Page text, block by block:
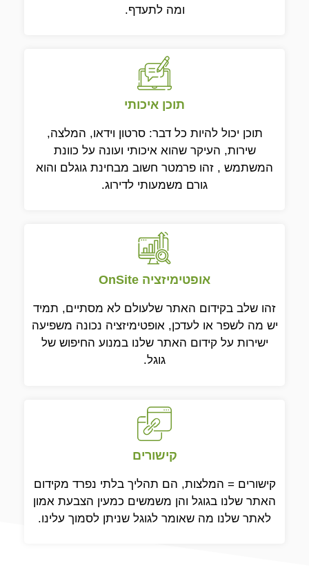
ומה לתעדף.
תוכן איכותי
תוכן יכול להיות כל דבר: סרטון וידאו, המלצה,
שירות, העיקר שהוא איכותי ועונה על כוונת
המשתמש , זהו פרמטר חשוב מבחינת גוגלם והוא
גורם משמעותי לדירוג.
אופטימיזציה OnSite
זהו שלב בקידום האתר שלעולם לא מסתיים, תמיד
יש מה לשפר או לעדכן, אופטימיזציה נכונה משפיעה
ישירות על קידום האתר שלנו במנוע החיפוש של
גוגל.
קישורים
קישורים = המלצות, הם תהליך בלתי נפרד מקידום
האתר שלנו בגוגל והן משמשים כמעין הצבעת אמון
לאתר שלנו מה שאומר לגוגל שניתן לסמוך עלינו.